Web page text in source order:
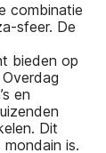
combinatie
sfeer. De
bieden op
en
Dit
is.